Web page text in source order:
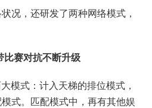
况，还研发了两种网络模式，
比赛对抗不断升级
模式：计入天梯的排位模式，
式。匹配模式中，再有其他娱